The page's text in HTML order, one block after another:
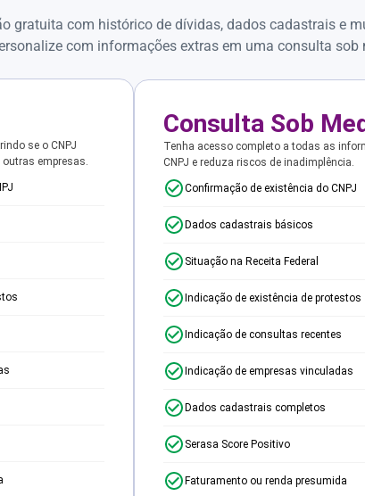
gratuita com histórico de dívidas, dados cadastrais e
com informações extras em uma consulta sob
se o CNPJ
empresas.
Consulta Sob
Tenha acesso completo a todas as
CNPJ e reduza riscos de inadimplência.
Confirmação de existência do CNPJ
Dados cadastrais básicos
Situação na Receita Federal
Indicação de existência de protestos
Indicação de consultas recentes
Indicação de empresas vinculadas
Dados cadastrais completos
Serasa Score Positivo
Faturamento ou renda presumida